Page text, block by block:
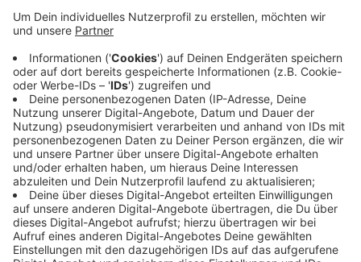
Erdoberfläche zu machen. Gemeinsam mit den
Heinzeljungen Kipp (Louis Hofmann) und Butz (Leon
quirligen Köln müssen sich den Heinzels aber erstmal
zurechtfinden.
Beim muffigen Konditor Theo (Detlef Bierstedt)
nascht Helvi zum ersten Mal die leckeren Backwaren
der Menschen und weiß sofort: Sie will auch Konditorin
werden! Theo ist von dieser Idee anfangs gar nicht
begeistert, könnte die Hilfe von Helvi und ihren
Freunden im Kampf gegen seinen geldgierigen Bruder
aber durchaus gebrauchen...